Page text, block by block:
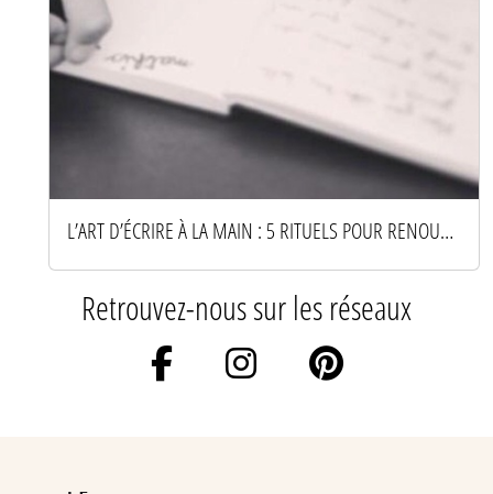
L’ART D’ÉCRIRE À LA MAIN : 5 RITUELS POUR RENOUER AVEC LE PAPIER
Retrouvez-nous sur les réseaux